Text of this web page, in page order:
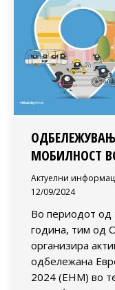
МОБИЛНОСТ
Актуелни
12/09/2024
Во периодот од
година, тим од
организира
одбележана
2024 (ЕНМ) во